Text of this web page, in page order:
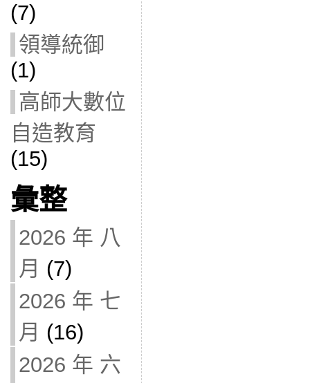
(7)
領導統御
(1)
高師大數位
自造教育
(15)
彙整
2026 年 八
月 (7)
2026 年 七
月 (16)
2026 年 六